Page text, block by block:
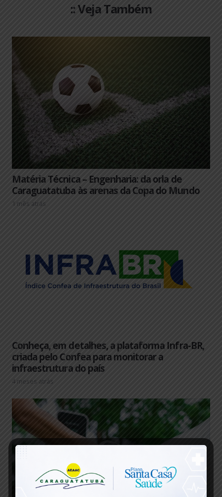
:: Veja Também
Matéria Técnica – Engenharia: da orla de
Caraguatatuba às arenas da Copa do Mundo
1 mês atrás
Conheça, em detalhes, a plataforma Infra-BR,
criada pelo Confea para monitorar a
infraestrutura do país
4 meses atrás